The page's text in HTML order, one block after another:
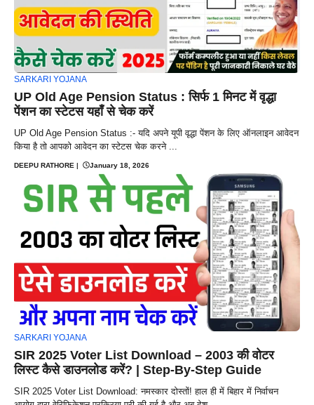
SARKARI YOJANA
UP Old Age Pension Status : सिर्फ 1 मिनट में वृद्धा
पेंशन का स्टेटस यहाँ से चेक करें
UP Old Age Pension Status :- यदि अपने यूपी वृद्धा पेंशन के लिए ऑनलाइन आवेदन
किया है तो आपको आवेदन का स्टेटस चेक करने ...
DEEPU RATHORE | January 18, 2026
SARKARI YOJANA
SIR 2025 Voter List Download – 2003 की वोटर
लिस्ट कैसे डाउनलोड करें? | Step-By-Step Guide
SIR 2025 Voter List Download: नमस्कार दोस्तों! हाल ही में बिहार में निर्वाचन